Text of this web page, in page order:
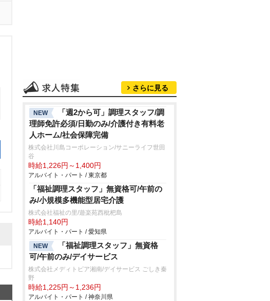
さらに見る
NEW
「週2から可」調理スタッフ/調
理師免許必須/日勤のみ/介護付き有料老
人ホーム/社会保障完備
株式会社川島コーポレーション/サニーライフ世田
谷
時給1,226円～1,400円
アルバイト・パート / 東京都
「福祉調理スタッフ」無資格可/午前の
み/小規模多機能型居宅介護
株式会社福祉の里/遊楽苑西枇杷島
時給1,140円
アルバイト・パート / 愛知県
NEW
「福祉調理スタッフ」無資格
可/午前のみ/デイサービス
株式会社メディトピア湘南/デイサービス ごしき秦
野
時給1,225円～1,236円
アルバイト・パート / 神奈川県